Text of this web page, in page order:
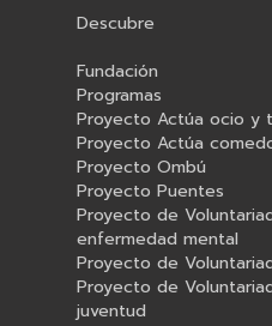
Descubre
Fundación
Programas
Proyecto Actúa ocio y
Proyecto Actúa
Proyecto Ombú
Proyecto Puentes
Proyecto de
enfermedad mental
Proyecto de
Proyecto de
juventud